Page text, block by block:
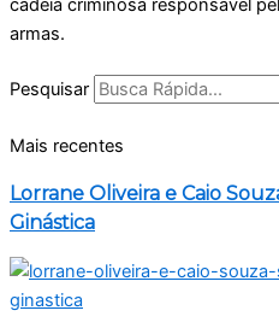
armas.
Pesquisar
Mais recentes
Lorrane Oliveira e Caio
Ginástica